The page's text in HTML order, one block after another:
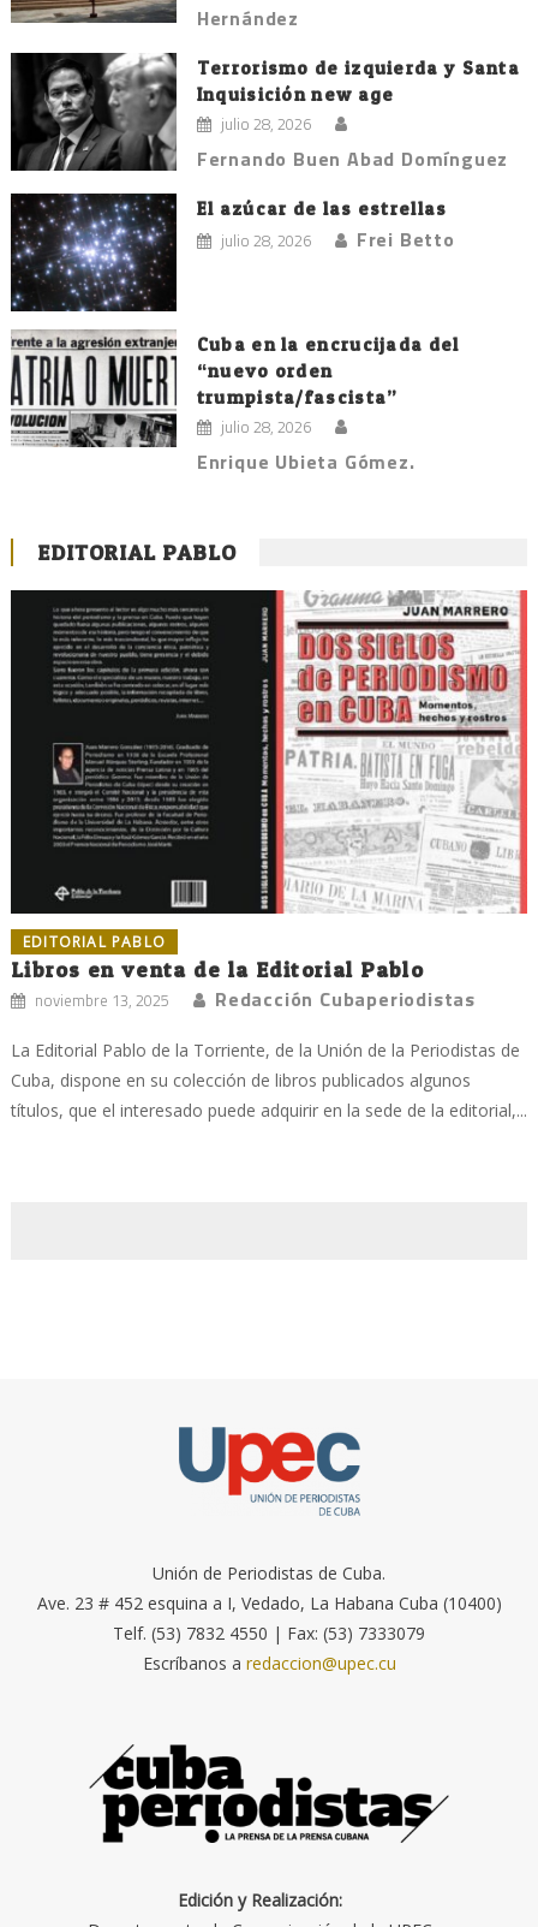
Hernández
Terrorismo de izquierda y Santa
Inquisición new age
julio 28, 2026
Fernando Buen Abad Domínguez
El azúcar de las estrellas
julio 28, 2026 Frei Betto
Cuba en la encrucijada del
“nuevo orden
trumpista/fascista”
julio 28, 2026
Enrique Ubieta Gómez.
EDITORIAL PABLO
EDITORIAL PABLO
Libros en venta de la Editorial Pablo
noviembre 13, 2025 Redacción Cubaperiodistas
La Editorial Pablo de la Torriente, de la Unión de la Periodistas de
Cuba, dispone en su colección de libros publicados algunos
títulos, que el interesado puede adquirir en la sede de la editorial,...
Unión de Periodistas de Cuba.
Ave. 23 # 452 esquina a I, Vedado, La Habana Cuba (10400)
Telf. (53) 7832 4550 | Fax: (53) 7333079
Escríbanos a redaccion@upec.cu
Edición y Realización: